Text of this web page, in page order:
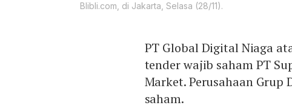
Blibli.com, di Jakarta, Selasa (28/11).
PT Global Digital Niaga
tender wajib saham PT
Market. Perusahaan Grup
saham.